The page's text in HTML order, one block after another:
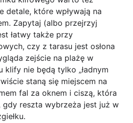
detale, które wpływają na
Zapytaj (albo przejrzyj
łatwy także przy
czy z tarasu jest osłona
zejście na plażę w
klify nie będą tylko „ładnym
staną się miejscem na
fal za oknem i ciszą, która
gdy reszta wybrzeża jest już w